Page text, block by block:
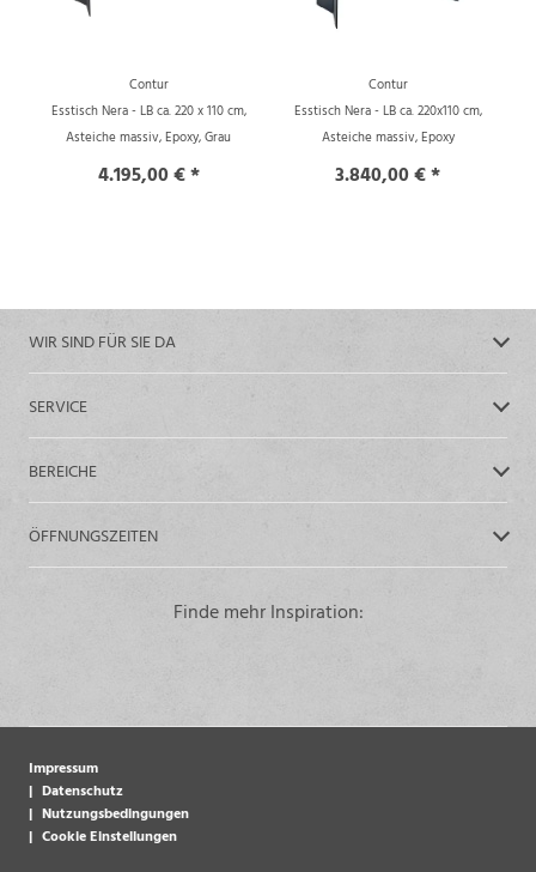
Contur
Esstisch Nera - LB ca. 220 x 110 cm,
Asteiche massiv, Epoxy, Grau
4.195,00 € *
Contur
Esstisch Nera - LB ca. 220x110 cm,
Asteiche massiv, Epoxy
3.840,00 € *
WIR SIND FÜR SIE DA
SERVICE
BEREICHE
ÖFFNUNGSZEITEN
Finde mehr Inspiration:
Impressum
Datenschutz
Nutzungsbedingungen
Cookie Einstellungen